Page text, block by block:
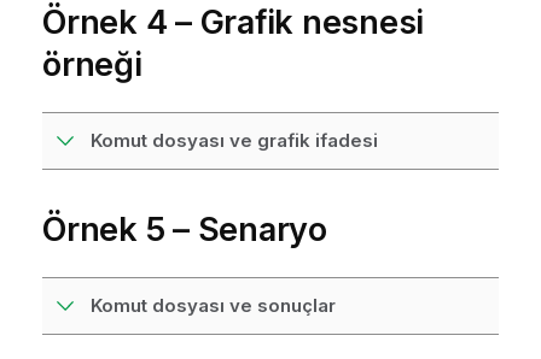
Örnek 4 – Grafik nesnesi
örneği
Komut dosyası ve grafik ifadesi
Örnek 5 – Senaryo
Komut dosyası ve sonuçlar